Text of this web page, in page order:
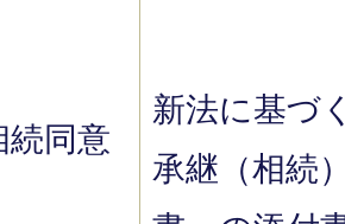
続同意
新法に基づ
承継（相続